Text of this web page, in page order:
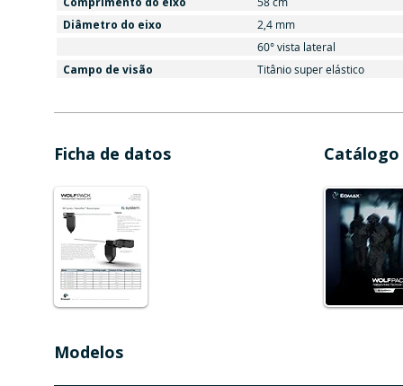
Diâmetro do eixo
2,4 mm
60° vista lateral
Campo de visão Titânio super elástico
Ficha de datos Catálogo
Modelos